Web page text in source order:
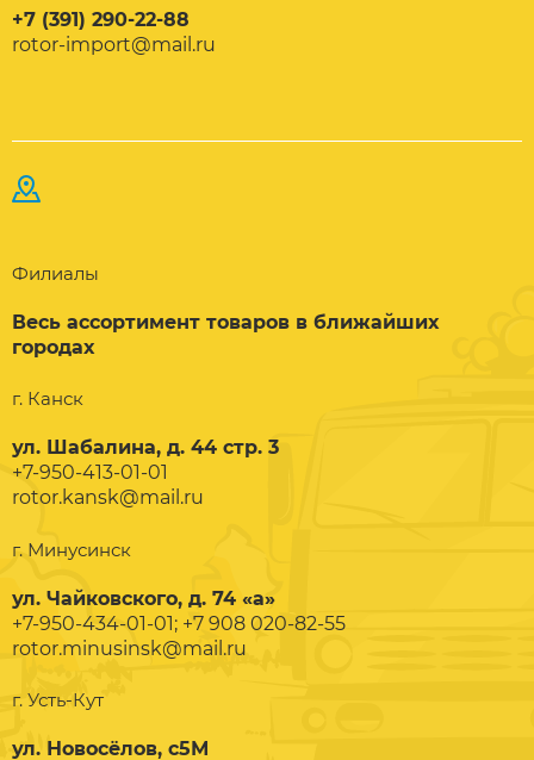
+7 (391) 290-22-88
rotor-import@mail.ru
Филиалы
Весь ассортимент товаров в ближайших
городах
г. Канск
ул. Шабалина, д. 44 стр. 3
+7-950-413-01-01
rotor.kansk@mail.ru
г. Минусинск
ул. Чайковского, д. 74 «а»
+7-950-434-01-01; +7 908 020-82-55
rotor.minusinsk@mail.ru
г. Усть-Кут
ул. Новосёлов, с5М